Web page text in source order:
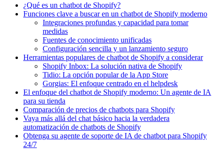
¿Qué es un chatbot de Shopify?
Funciones clave a buscar en un chatbot de Shopify moderno
Integraciones profundas y capacidad para tomar
medidas
Fuentes de conocimiento unificadas
Configuración sencilla y un lanzamiento seguro
Herramientas populares de chatbot de Shopify a considerar
Shopify Inbox: La solución nativa de Shopify
Tidio: La opción popular de la App Store
Gorgias: El enfoque centrado en el helpdesk
El enfoque del chatbot de Shopify moderno: Un agente de IA
para su tienda
Comparación de precios de chatbots para Shopify
Vaya más allá del chat básico hacia la verdadera
automatización de chatbots de Shopify
Obtenga su agente de soporte de IA de chatbot para Shopify
24/7